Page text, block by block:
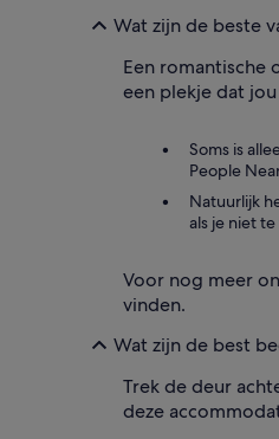
Wat zijn de beste
Een romantische
een plekje dat
Soms is
People
Natuurlijk
als je niet
Voor nog meer
vinden.
Wat zijn de best
Trek de deur
deze